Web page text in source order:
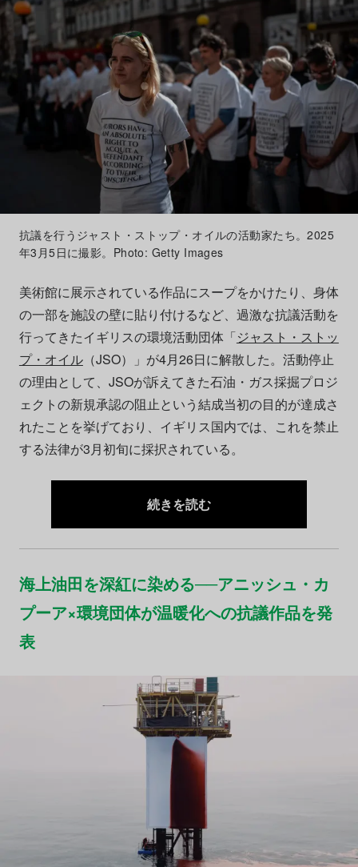
抗議を行うジャスト・ストップ・オイルの活動家たち。2025
年3月5日に撮影。Photo: Getty Images
美術館に展示されている作品にスープをかけたり、身体
の一部を施設の壁に貼り付けるなど、過激な抗議活動を
行ってきたイギリスの環境活動団体「ジャスト・ストッ
プ・オイル（JSO）」が4月26日に解散した。活動停止
の理由として、JSOが訴えてきた石油・ガス採掘プロジ
ェクトの新規承認の阻止という結成当初の目的が達成さ
れたことを挙げており、イギリス国内では、これを禁止
する法律が3月初旬に採択されている。
続きを読む
海上油田を深紅に染める──アニッシュ・カ
プーア×環境団体が温暖化への抗議作品を発
表